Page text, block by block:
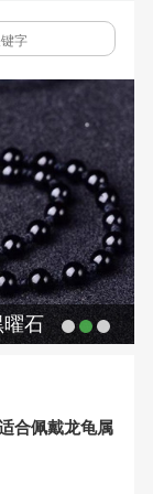
曜石
合佩戴龙龟属